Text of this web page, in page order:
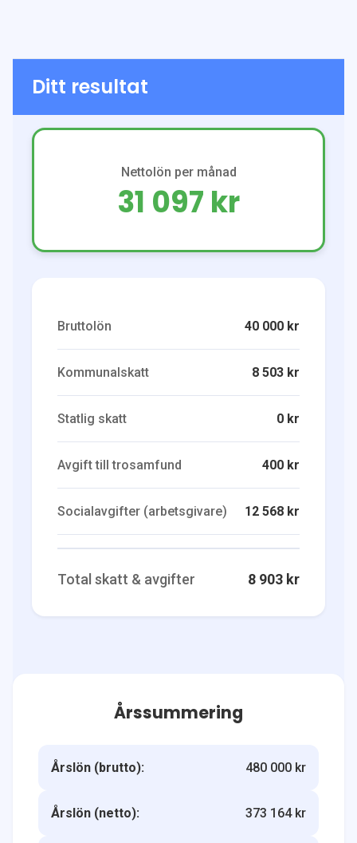
Ditt resultat
Nettolön per månad
31 097 kr
Bruttolön 40 000 kr
Kommunalskatt 8 503 kr
Statlig skatt 0 kr
Avgift till trosamfund 400 kr
Socialavgifter (arbetsgivare) 12 568 kr
Total skatt & avgifter 8 903 kr
Årssummering
Årslön (brutto): 480 000 kr
Årslön (netto): 373 164 kr